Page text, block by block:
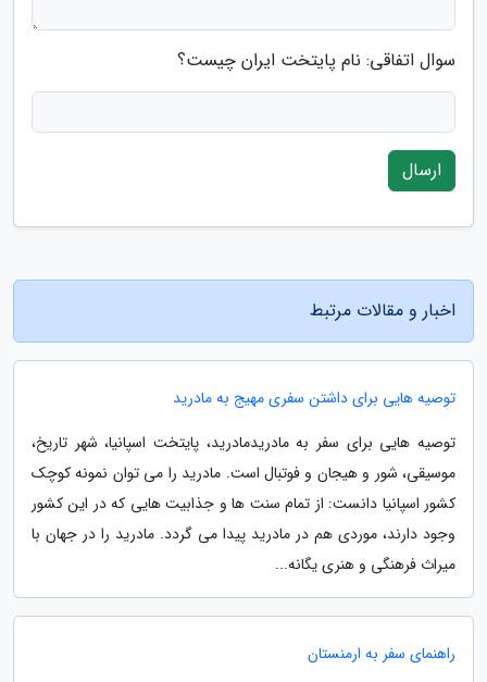
سوال اتفاقی: نام پایتخت ایران چیست؟
ارسال
اخبار و مقالات مرتبط
توصیه هایی برای داشتن سفری مهیج به مادرید
توصیه هایی برای سفر به مادریدمادرید، پایتخت اسپانیا، شهر تاریخ،
موسیقی، شور و هیجان و فوتبال است. مادرید را می توان نمونه کوچک
کشور اسپانیا دانست: از تمام سنت ها و جذابیت هایی که در این کشور
وجود دارند، موردی هم در مادرید پیدا می گردد. مادرید را در جهان با
میراث فرهنگی و هنری یگانه...
راهنمای سفر به ارمنستان